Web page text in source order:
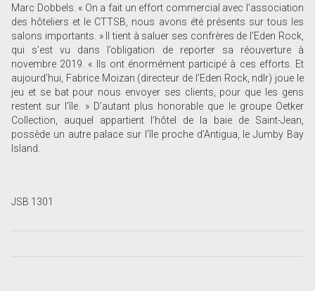
Marc Dobbels. « On a fait un effort commercial avec l’association
des hôteliers et le CTTSB, nous avons été présents sur tous les
salons importants. » Il tient à saluer ses confrères de l’Eden Rock,
qui s’est vu dans l’obligation de reporter sa réouverture à
novembre 2019. « Ils ont énormément participé à ces efforts. Et
aujourd’hui, Fabrice Moizan (directeur de l’Eden Rock, ndlr) joue le
jeu et se bat pour nous envoyer ses clients, pour que les gens
restent sur l’île. » D’autant plus honorable que le groupe Oetker
Collection, auquel appartient l’hôtel de la baie de Saint-Jean,
possède un autre palace sur l’île proche d’Antigua, le Jumby Bay
Island.
JSB 1301